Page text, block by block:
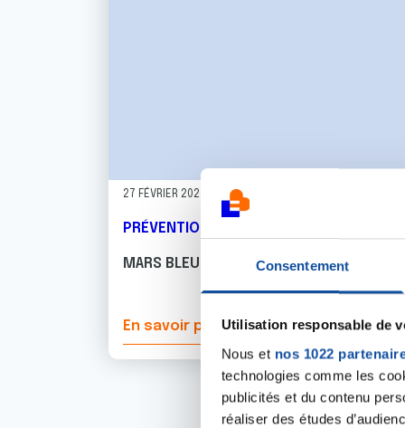
Consentement
Utilisation responsable de
Nous et nos 1022
technologies comme les
publicités et du contenu
réaliser des études
27 FÉVRIER 2023
PRÉVENTION
MARS BLEU 2023 : LE PROGRAMME
En savoir plus